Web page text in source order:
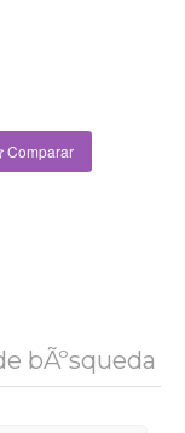
Comparar
bÃºsqueda